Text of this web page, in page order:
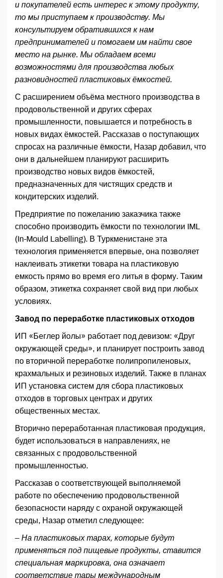
и покупателей есть интерес к этому продукту,
то мы приступаем к производству. Мы
консультируем обратившихся к нам
предпринимателей и помогаем им найти свое
место на рынке. Мы обладаем всеми
возможностями для производства любых
разновидностей пластиковых ёмкостей.
С расширением объёма местного производства в
продовольственной и других сферах
промышленности, повышается и потребность в
новых видах ёмкостей. Рассказав о поступающих
спросах на различные ёмкости, Назар добавил, что
они в дальнейшем планируют расширить
производство новых видов ёмкостей,
предназначенных для чистящих средств и
кондитерских изделий.
Предприятие по пожеланию заказчика также
способно производить ёмкости по технологии IML
(In-Mould Labelling). В Туркменистане эта
технология применяется впервые, она позволяет
наклеивать этикетки товара на пластиковую
емкость прямо во время его литья в форму. Таким
образом, этикетка сохраняет свой вид при любых
условиях.
Завод по переработке пластиковых отходов
ИП «Беглер йолы» работает под девизом: «Друг
окружающей среды», и планирует построить завод
по вторичной переработке полипропиленовых,
крахмальных и резиновых изделий. Также в планах
ИП установка систем для сбора пластиковых
отходов в торговых центрах и других
общественных местах.
Вторично переработанная пластиковая продукция,
будет использоваться в направлениях, не
связанных с продовольственной
промышленностью.
Рассказав о соответствующей выполняемой
работе по обеспечению продовольственной
безопасности наряду с охраной окружающей
среды, Назар отметил следующее:
– На пластиковых тарах, которые будут
применяться под пищевые продукты, ставится
специальная маркировка, она означает
соответствие тары международным